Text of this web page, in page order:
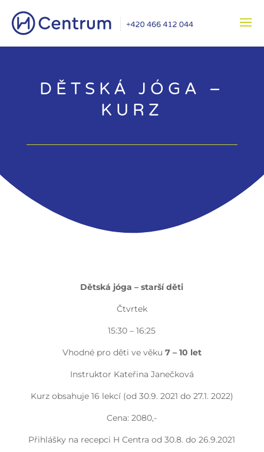
DĚTSKÁ JÓGA –
KURZ
Dětská jóga – starší děti
Čtvrtek
15:30 – 16:25
Vhodné pro děti ve věku 7 – 10 let
Instruktor Kateřina Janečková
Kurz obsahuje 16 lekcí (od 30.9. 2021 do 27.1. 2022)
Cena: 2080,-
Přihlášky na recepci H Centra od 30.8. do 26.9.2021